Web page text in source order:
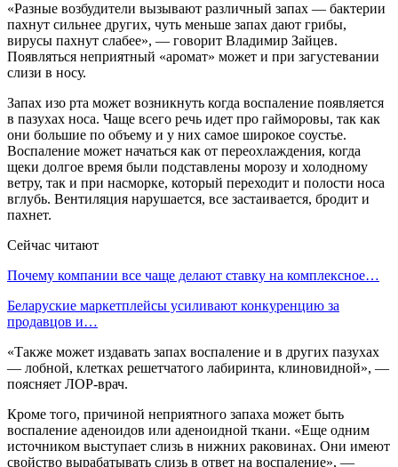
«Разные возбудители вызывают различный запах — бактерии
пахнут сильнее других, чуть меньше запах дают грибы,
вирусы пахнут слабее», — говорит Владимир Зайцев.
Появляться неприятный «аромат» может и при загустевании
слизи в носу.
Запах изо рта может возникнуть когда воспаление появляется
в пазухах носа. Чаще всего речь идет про гайморовы, так как
они большие по объему и у них самое широкое соустье.
Воспаление может начаться как от переохлаждения, когда
щеки долгое время были подставлены морозу и холодному
ветру, так и при насморке, который переходит и полости носа
вглубь. Вентиляция нарушается, все застаивается, бродит и
пахнет.
Сейчас читают
Почему компании все чаще делают ставку на комплексное…
Беларуские маркетплейсы усиливают конкуренцию за
продавцов и…
«Также может издавать запах воспаление и в других пазухах
— лобной, клетках решетчатого лабиринта, клиновидной», —
поясняет ЛОР-врач.
Кроме того, причиной неприятного запаха может быть
воспаление аденоидов или аденоидной ткани. «Еще одним
источником выступает слизь в нижних раковинах. Они имеют
свойство вырабатывать слизь в ответ на воспаление», —